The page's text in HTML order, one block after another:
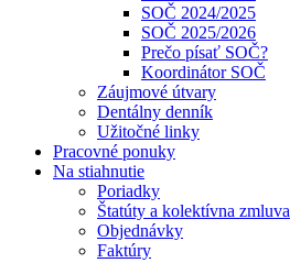
SOČ 2024/2025
SOČ 2025/2026
Prečo písať SOČ?
Koordinátor SOČ
Záujmové útvary
Dentálny denník
Užitočné linky
Pracovné ponuky
Na stiahnutie
Poriadky
Štatúty a kolektívna zmluva
Objednávky
Faktúry